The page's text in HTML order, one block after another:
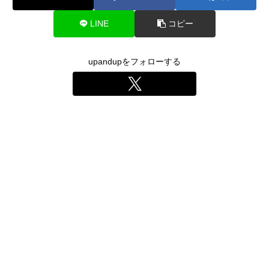
LINE コピー
upandupをフォローする